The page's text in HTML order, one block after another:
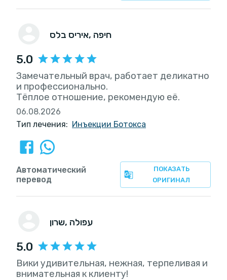
איריס בלס , חיפה
5.0
Замечательный врач, работает деликатно
и профессионально.
Тёплое отношение, рекомендую её.
06.08.2026
Тип лечения: Инъекции Ботокса
ПОКАЗАТЬ
ОРИГИНАЛ
Автоматический
перевод
שרון , עפולה
5.0
Вики удивительная, нежная, терпеливая и
внимательная к клиенту!